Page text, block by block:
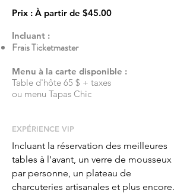
Prix : À partir de $45.00
Incluant :
Frais Ticketmaster
Menu à la carte disponible :
Table d'hôte 65 $ + taxes
ou menu Tapas Chic
EXPÉRIENCE ​VIP
Incluant la réservation des meilleures
tables à l'avant, un verre de mousseux
par personne, un plateau de
charcuteries artisanales et plus encore.